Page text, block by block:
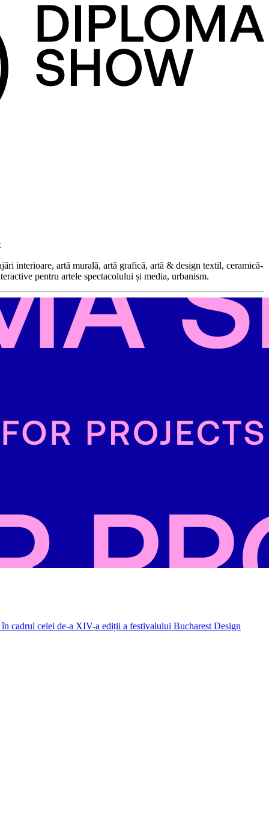
interioare, artă murală, artă grafică, artă & design textil, ceramică-
pentru artele spectacolului și media, urbanism.
cadrul celei de-a XIV-a ediții a festivalului Bucharest Design